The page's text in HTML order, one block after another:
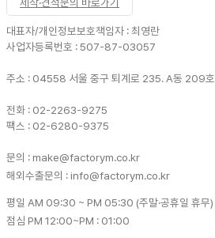
제작·견적문의 바로가기
대표자/개인정보보호책임자 : 최영란
사업자등록번호 : 507-87-03057
주소 : 04558 서울 중구 퇴계로 235. A동 209호
전화 : 02-2263-9275
팩스 : 02-6280-9375
문의 : make@factorym.co.kr
해외수출문의 : info@factorym.co.kr
평일 AM 09:30 ~ PM 05:30 (주말·공휴일 휴무)
점심 PM 12:00~PM : 01:00